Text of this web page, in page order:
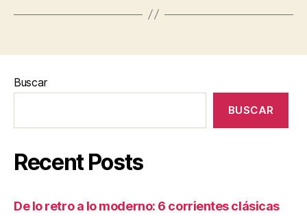
Buscar
BUSCAR
Recent Posts
De lo retro a lo moderno: 6 corrientes clásicas